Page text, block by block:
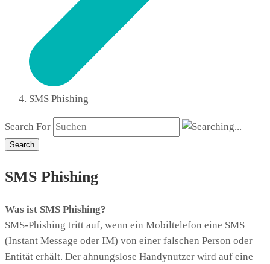
SMS Phishing
Search For
Search
SMS Phishing
Was ist SMS Phishing?
SMS-Phishing tritt auf, wenn ein Mobiltelefon eine SMS
(Instant Message oder IM) von einer falschen Person oder
Entität erhält. Der ahnungslose Handynutzer wird auf eine